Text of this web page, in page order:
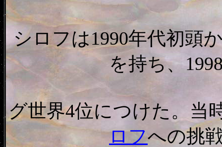
シロフは1990年代初頭
を持ち、
グ世界4位につけた。当
ロフへの挑